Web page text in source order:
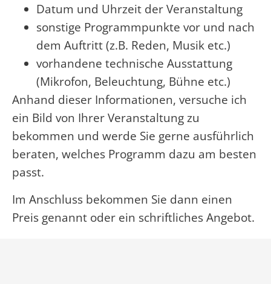
Datum und Uhrzeit der Veranstaltung
sonstige Programmpunkte vor und nach
dem Auftritt (z.B. Reden, Musik etc.)
vorhandene technische Ausstattung
(Mikrofon, Beleuchtung, Bühne etc.)
Anhand dieser Informationen, versuche ich
ein Bild von Ihrer Veranstaltung zu
bekommen und werde Sie gerne ausführlich
beraten, welches Programm dazu am besten
passt.
Im Anschluss bekommen Sie dann einen
Preis genannt oder ein schriftliches Angebot.